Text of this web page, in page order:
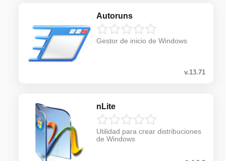
Autoruns
Gestor de inicio de Windows
v.13.71
nLite
Utilidad para crear distribuciones
de Windows